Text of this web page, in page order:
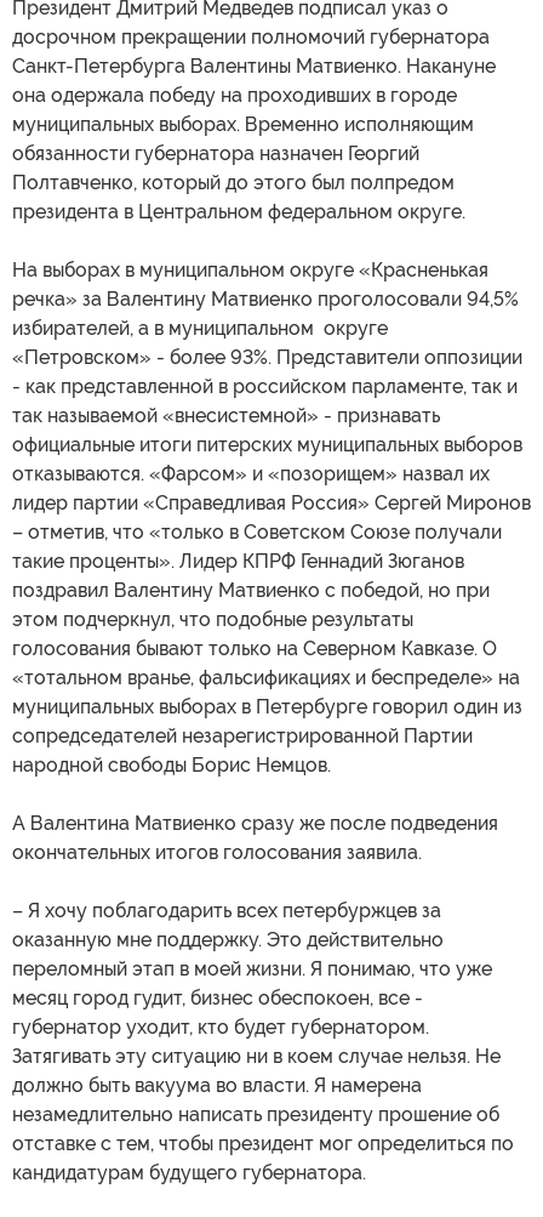
Президент Дмитрий Медведев подписал указ о
досрочном прекращении полномочий губернатора
Санкт-Петербурга Валентины Матвиенко. Накануне
она одержала победу на проходивших в городе
муниципальных выборах. Временно исполняющим
обязанности губернатора назначен Георгий
Полтавченко, который до этого был полпредом
президента в Центральном федеральном округе.
На выборах в муниципальном округе «Красненькая
речка» за Валентину Матвиенко проголосовали 94,5%
избирателей, а в муниципальном округе
«Петровском» - более 93%. Представители оппозиции
- как представленной в российском парламенте, так и
так называемой «внесистемной» - признавать
официальные итоги питерских муниципальных выборов
отказываются. «Фарсом» и «позорищем» назвал их
лидер партии «Справедливая Россия» Сергей Миронов
– отметив, что «только в Советском Союзе получали
такие проценты». Лидер КПРФ Геннадий Зюганов
поздравил Валентину Матвиенко с победой, но при
этом подчеркнул, что подобные результаты
голосования бывают только на Северном Кавказе. О
«тотальном вранье, фальсификациях и беспределе» на
муниципальных выборах в Петербурге говорил один из
сопредседателей незарегистрированной Партии
народной свободы Борис Немцов.
А Валентина Матвиенко сразу же после подведения
окончательных итогов голосования заявила.
– Я хочу поблагодарить всех петербуржцев за
оказанную мне поддержку. Это действительно
переломный этап в моей жизни. Я понимаю, что уже
месяц город гудит, бизнес обеспокоен, все -
губернатор уходит, кто будет губернатором.
Затягивать эту ситуацию ни в коем случае нельзя. Не
должно быть вакуума во власти. Я намерена
незамедлительно написать президенту прошение об
отставке с тем, чтобы президент мог определиться по
кандидатурам будущего губернатора.